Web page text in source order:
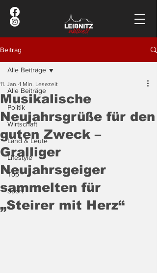
Beitrag
Alle Beiträge
Politik
Wirtschaft
Land & Leute
Lifestyle
Top
Sport
Alle Beiträge
Musikalische
Neujahrsgrüße für den
guten Zweck –
Gralliger
Neujahrsgeiger
sammelten für
„Steirer mit Herz“
11. Jan. 1 Min. Lesezeit